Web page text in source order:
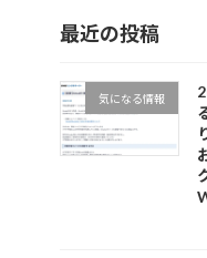
最近の投稿
気になる情報